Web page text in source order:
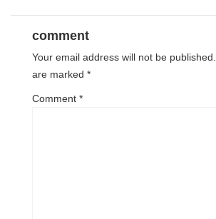
comment
Your email address will not be published.
are marked *
Comment *